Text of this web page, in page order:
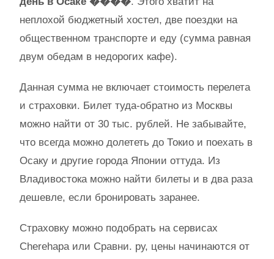
неплохой бюджетный хостел, две поездки на
общественном транспорте и еду (сумма равная
двум обедам в недорогих кафе).
Данная сумма не включает стоимость перелета
и страховки. Билет туда-обратно из Москвы
можно найти от 30 тыс. рублей. Не забывайте,
что всегда можно долететь до Токио и поехать в
Осаку и другие города Японии оттуда. Из
Владивостока можно найти билеты и в два раза
дешевле, если бронировать заранее.
Страховку можно подобрать на сервисах
Cherehapa или Сравни. ру, цены начинаются от